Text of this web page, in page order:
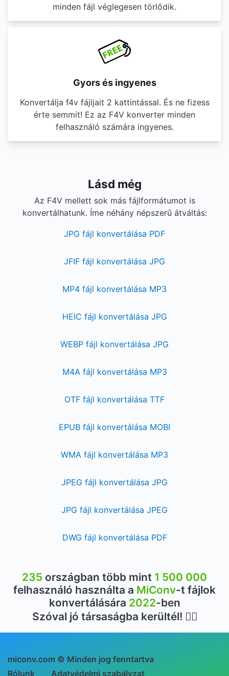
minden fájl véglegesen törlődik.
Gyors és ingyenes
Konvertálja f4v fájljait 2 kattintással. És ne fizess
érte semmit! Ez az F4V konverter minden
felhasználó számára ingyenes.
Lásd még
Az F4V mellett sok más fájlformátumot is
konvertálhatunk. Íme néhány népszerű átváltás:
JPG fájl konvertálása PDF
JFIF fájl konvertálása JPG
MP4 fájl konvertálása MP3
HEIC fájl konvertálása JPG
WEBP fájl konvertálása JPG
M4A fájl konvertálása MP3
OTF fájl konvertálása TTF
EPUB fájl konvertálása MOBI
WMA fájl konvertálása MP3
JPEG fájl konvertálása JPG
JPG fájl konvertálása JPEG
DWG fájl konvertálása PDF
235 országban több mint 1 500 000
felhasználó használta a MiConv-t fájlok
konvertálására 2022-ben
Szóval jó társaságba kerültél! 👍🏻
miconv.com © Minden jog fenntartva
Rólunk
Adatvédelmi szabályzat